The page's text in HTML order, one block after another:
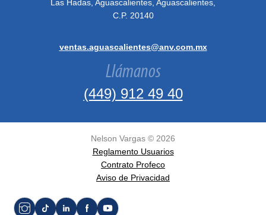
Las Hadas, Aguascalientes, Aguascalientes,
C.P. 20140
ventas.aguascalientes@anv.com.mx
Llámanos
(449) 912 49 40
Nelson Vargas © 2026
Reglamento Usuarios
Contrato Profeco
Aviso de Privacidad